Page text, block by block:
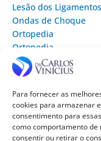
Para fornecer as
cookies para armazenar
consentimento para
como comportamento de
consentir ou retirar o
Lesão dos
Ondas de Choque
Ortopedia
Ortopedia
Próteses para Joelho
Tendinite
Tratamento não
Tratamento por
Tratamentos